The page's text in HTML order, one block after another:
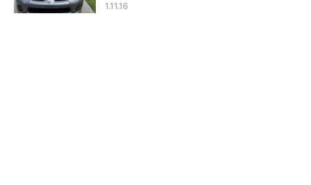
1.11.16